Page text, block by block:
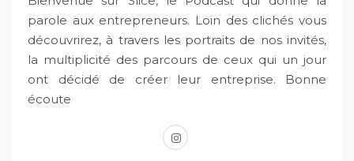
parole aux entrepreneurs. Loin des clichés vous
découvrirez, à travers les portraits de nos invités,
la multiplicité des parcours de ceux qui un jour
ont décidé de créer leur entreprise. Bonne
écoute
instagram